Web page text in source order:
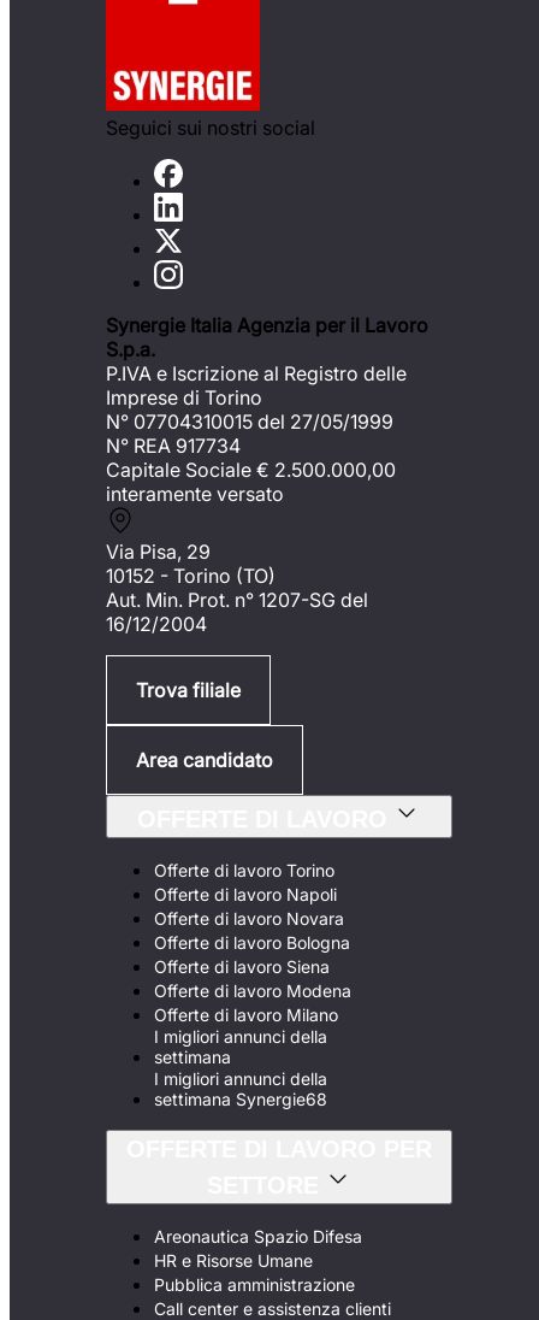
Seguici sui nostri social
Synergie Italia Agenzia per il Lavoro
S.p.a.
P.IVA e Iscrizione al Registro delle
Imprese di Torino
N° 07704310015 del 27/05/1999
N° REA 917734
Capitale Sociale € 2.500.000,00
interamente versato
Via Pisa, 29
10152 - Torino (TO)
Aut. Min. Prot. n° 1207-SG del
16/12/2004
Trova filiale
Area candidato
Offerte di lavoro Torino
Offerte di lavoro Napoli
Offerte di lavoro Novara
Offerte di lavoro Bologna
Offerte di lavoro Siena
Offerte di lavoro Modena
Offerte di lavoro Milano
I migliori annunci della
settimana
I migliori annunci della
settimana Synergie68
Areonautica Spazio Difesa
HR e Risorse Umane
Pubblica amministrazione
Call center e assistenza clienti